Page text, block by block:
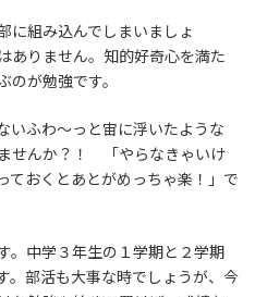
に組み込んでしまいましょ
りません。知的好奇心を満た
のが勉強です。
いふわ～っと宙に浮いたような
せんか？！ 「やらなきゃいけ
ておくとあとがめっちゃ楽！」で
。中学３年生の１学期と２学期
。部活も大事な時でしょうが、今